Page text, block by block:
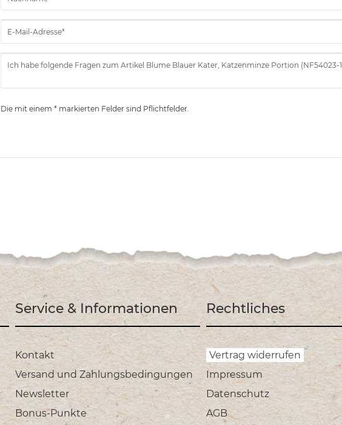
Die mit einem * markierten Felder sind Pflichtfelder.
Service & Informationen
Kontakt
Versand und Zahlungsbedingungen
Newsletter
Bonus-Punkte
Rechtliches
Vertrag widerrufen
Impressum
Datenschutz
AGB